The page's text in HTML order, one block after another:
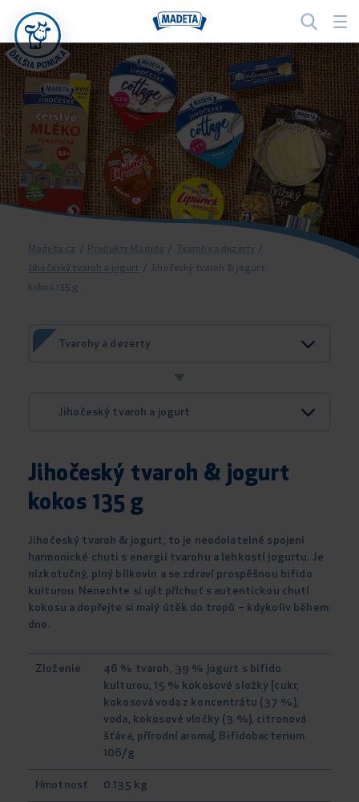
Madeta.cz / Produkty Madeta / Tvarohy a dezerty /
Jihočeský tvaroh a jogurt / Jihočeský tvaroh & jogurt
kokos 135 g
Tvarohy a dezerty
Jihočeský tvaroh a jogurt
Jihočeský tvaroh & jogurt
kokos 135 g
Jihočeský tvaroh & jogurt, to je neodolatelné spojení
harmonické chuti s energií tvarohu a lehkostí jogurtu. Je
nízkotučný, plný bílkovin a se zdraví prospěšnou bifido
kulturou. Nenechte si ujít příchuť s autentickou chutí
kokosu a dopřejte si malý útěk do tropů – kdykoliv během
dne.
Zloženie
46 % tvaroh, 39 % jogurt s bifido
kulturou, 15 % kokosové složky [cukr,
kokosová voda z koncentrátu (37 %),
voda, kokosové vločky (3 %), citronová
šťáva, přírodní aroma], Bifidobacterium
106/g
Hmotnosť 0.135 kg